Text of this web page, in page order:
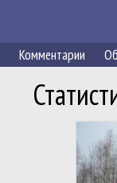
Комментарии